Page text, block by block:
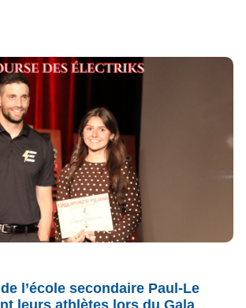
l’école secondaire Paul-Le
leurs athlètes lors du Gala